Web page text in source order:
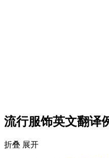
流行服饰英文翻译
折叠 展开